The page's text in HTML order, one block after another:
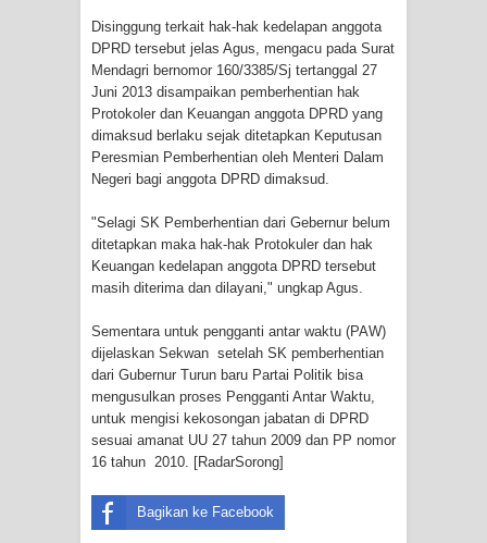
Idorway Masih Hilang
Disinggung terkait hak-hak kedelapan anggota
DPRD tersebut jelas Agus, mengacu pada Surat
Mendagri bernomor 160/3385/Sj tertanggal 27
Juni 2013 disampaikan pemberhentian hak
Protokoler dan Keuangan anggota DPRD yang
dimaksud berlaku sejak ditetapkan Keputusan
Peresmian Pemberhentian oleh Menteri Dalam
Negeri bagi anggota DPRD dimaksud.
"Selagi SK Pemberhentian dari Gebernur belum
ditetapkan maka hak-hak Protokuler dan hak
Keuangan kedelapan anggota DPRD tersebut
masih diterima dan dilayani," ungkap Agus.
Sementara untuk pengganti antar waktu (PAW)
dijelaskan Sekwan setelah SK pemberhentian
dari Gubernur Turun baru Partai Politik bisa
mengusulkan proses Pengganti Antar Waktu,
untuk mengisi kekosongan jabatan di DPRD
sesuai amanat UU 27 tahun 2009 dan PP nomor
16 tahun 2010. [RadarSorong]
Bagikan ke Facebook